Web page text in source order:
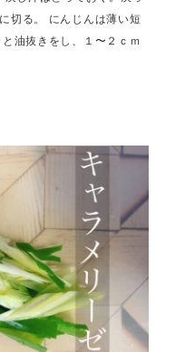
切る。 にんじんは薄い短
油抜きをし、１〜２ｃｍ